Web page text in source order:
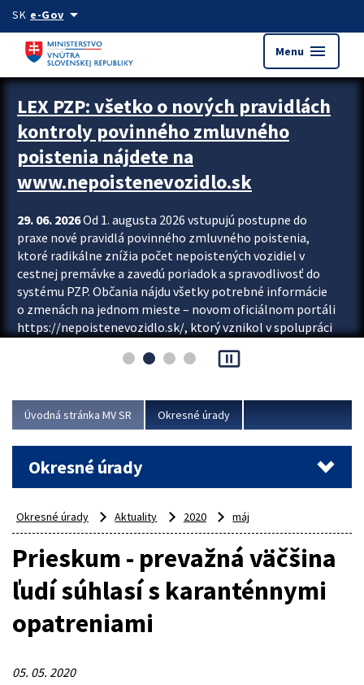
Preskocit na hlavný obsah
SK e-Govarrow_drop_down
Menu menu
Zastavit automatický posun upútavok
LEX PZP: všetko o nových pravidlách
kontroly povinného zmluvného
poistenia nájdete na
www.nepoistenevozidlo.sk
29. 06. 2026Od 1. augusta 2026 vstupujú postupne do
praxe nové pravidlá povinného zmluvného poistenia,
ktoré radikálne znížia počet nepoistených vozidiel v
cestnej premávke a zavedú poriadok a spravodlivosť do
systému PZP. Občania nájdu všetky potrebné informácie
o zmenách na jednom mieste – novom oficiálnom portáli
https://nepoistenevozidlo.sk/, ktorý vznikol v spolupráci
asociácie poisťovní (SLASPO) a Ministerstva vnútra SR.
Viac
pause_presentation
Úvodná stránka MV SR Okresné úrady
Okresné úrady
Okresné úrady Aktuality 2020 máj
Prieskum - prevažná väčšina
ľudí súhlasí s karanténnymi
opatreniami
05. 05. 2020